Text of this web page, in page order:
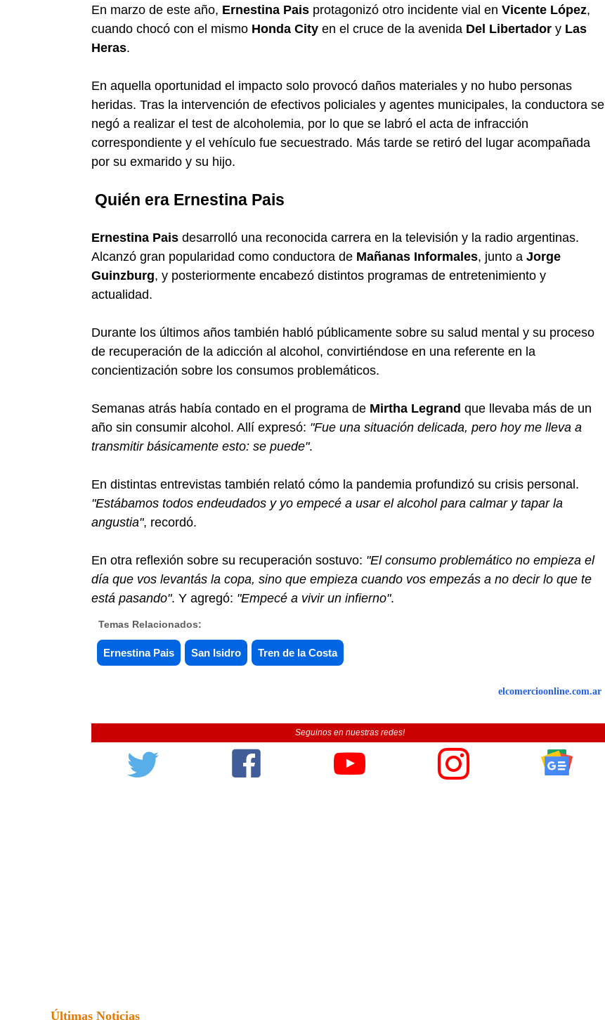
En marzo de este año, Ernestina Pais protagonizó otro incidente vial en Vicente López,
cuando chocó con el mismo Honda City en el cruce de la avenida Del Libertador y Las
Heras.
En aquella oportunidad el impacto solo provocó daños materiales y no hubo personas
heridas. Tras la intervención de efectivos policiales y agentes municipales, la conductora se
negó a realizar el test de alcoholemia, por lo que se labró el acta de infracción
correspondiente y el vehículo fue secuestrado. Más tarde se retiró del lugar acompañada
por su exmarido y su hijo.
Quién era Ernestina Pais
Ernestina Pais desarrolló una reconocida carrera en la televisión y la radio argentinas.
Alcanzó gran popularidad como conductora de Mañanas Informales, junto a Jorge
Guinzburg, y posteriormente encabezó distintos programas de entretenimiento y
actualidad.
Durante los últimos años también habló públicamente sobre su salud mental y su proceso
de recuperación de la adicción al alcohol, convirtiéndose en una referente en la
concientización sobre los consumos problemáticos.
Semanas atrás había contado en el programa de Mirtha Legrand que llevaba más de un
año sin consumir alcohol. Allí expresó: "Fue una situación delicada, pero hoy me lleva a
transmitir básicamente esto: se puede".
En distintas entrevistas también relató cómo la pandemia profundizó su crisis personal.
"Estábamos todos endeudados y yo empecé a usar el alcohol para calmar y tapar la
angustia", recordó.
En otra reflexión sobre su recuperación sostuvo: "El consumo problemático no empieza el
día que vos levantás la copa, sino que empieza cuando vos empezás a no decir lo que te
está pasando". Y agregó: "Empecé a vivir un infierno".
Temas Relacionados:
Ernestina Pais San Isidro Tren de la Costa
elcomercioonline.com.ar
Seguinos en nuestras redes!
Últimas Noticias